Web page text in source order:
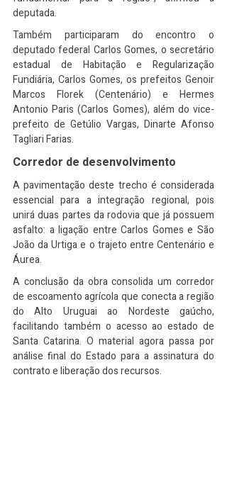
deputada.
Também participaram do encontro o
deputado federal Carlos Gomes, o secretário
estadual de Habitação e Regularização
Fundiária, Carlos Gomes, os prefeitos Genoir
Marcos Florek (Centenário) e Hermes
Antonio Paris (Carlos Gomes), além do vice-
prefeito de Getúlio Vargas, Dinarte Afonso
Tagliari Farias.
Corredor de desenvolvimento
A pavimentação deste trecho é considerada
essencial para a integração regional, pois
unirá duas partes da rodovia que já possuem
asfalto: a ligação entre Carlos Gomes e São
João da Urtiga e o trajeto entre Centenário e
Áurea.
A conclusão da obra consolida um corredor
de escoamento agrícola que conecta a região
do Alto Uruguai ao Nordeste gaúcho,
facilitando também o acesso ao estado de
Santa Catarina. O material agora passa por
análise final do Estado para a assinatura do
contrato e liberação dos recursos.